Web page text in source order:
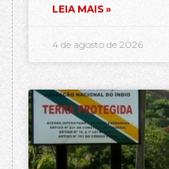
LEIA MAIS »
4 de agosto de 2026